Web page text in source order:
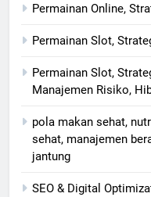
Permainan Online,
Permainan Slot,
Permainan Slot,
Manajemen Risiko,
pola makan sehat,
sehat, manajemen
jantung
SEO & Digital